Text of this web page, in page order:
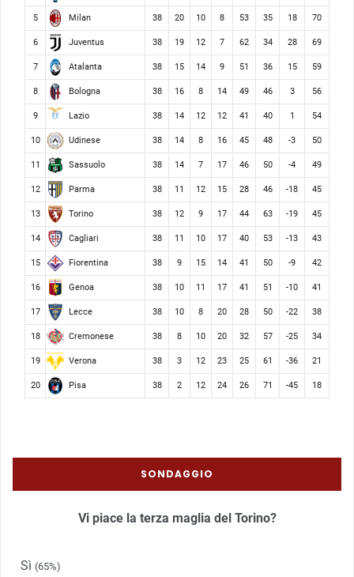
5 Milan 38 20 10 8 53 35 18 70
6 Juventus 38 19 12 7 62 34 28 69
7 Atalanta 38 15 14 9 51 36 15 59
8 Bologna 38 16 8 14 49 46 3 56
9 Lazio 38 14 12 12 41 40 1 54
10 Udinese 38 14 8 16 45 48 -3 50
11 Sassuolo 38 14 7 17 46 50 -4 49
12 Parma 38 11 12 15 28 46 -18 45
13 Torino 38 12 9 17 44 63 -19 45
14 Cagliari 38 11 10 17 40 53 -13 43
15 Fiorentina 38 9 15 14 41 50 -9 42
16 Genoa 38 10 11 17 41 51 -10 41
17 Lecce 38 10 8 20 28 50 -22 38
18 Cremonese 38 8 10 20 32 57 -25 34
19 Verona 38 3 12 23 25 61 -36 21
20 Pisa 38 2 12 24 26 71 -45 18
SONDAGGIO
Vi piace la terza maglia del Torino?
Sì (65%)